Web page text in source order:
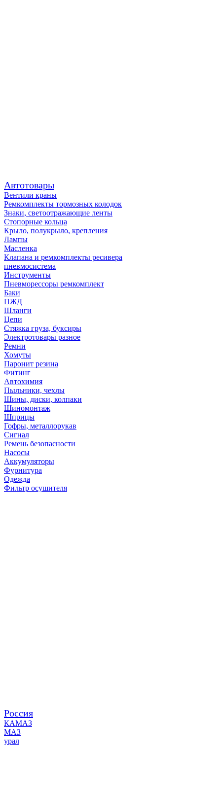
Автотовары
Вентили краны
Ремкомплекты тормозных колодок
Знаки, светоотражающие ленты
Стопорные кольца
Крыло, полукрыло, крепления
Лампы
Масленка
Клапана и ремкомплекты ресивера
пневмосистема
Инструменты
Пневморессоры ремкомплект
Баки
ПЖД
Шланги
Цепи
Стяжка груза, буксиры
Электротовары разное
Ремни
Хомуты
Паронит резина
Фитинг
Автохимия
Пыльники, чехлы
Шины, диски, колпаки
Шиномонтаж
Шприцы
Гофры, металлорукав
Сигнал
Ремень безопасности
Насосы
Аккумуляторы
Фурнитура
Одежда
Фильтр осушителя
Россия
КАМАЗ
МАЗ
урал